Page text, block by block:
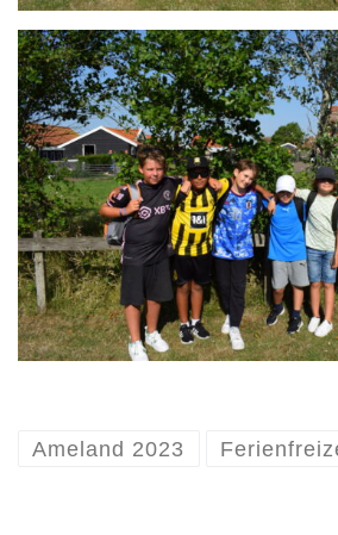
Ameland 2023